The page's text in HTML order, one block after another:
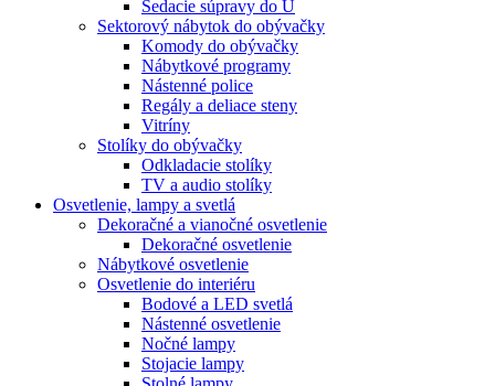
Sedacie súpravy do U
Sektorový nábytok do obývačky
Komody do obývačky
Nábytkové programy
Nástenné police
Regály a deliace steny
Vitríny
Stolíky do obývačky
Odkladacie stolíky
TV a audio stolíky
Osvetlenie, lampy a svetlá
Dekoračné a vianočné osvetlenie
Dekoračné osvetlenie
Nábytkové osvetlenie
Osvetlenie do interiéru
Bodové a LED svetlá
Nástenné osvetlenie
Nočné lampy
Stojacie lampy